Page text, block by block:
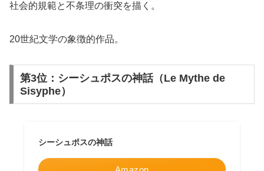
社会的規範と不条理の衝突を描く。
20世紀文学の象徴的作品。
第3位：シーシュポスの神話（Le Mythe de
Sisyphe）
シーシュポスの神話